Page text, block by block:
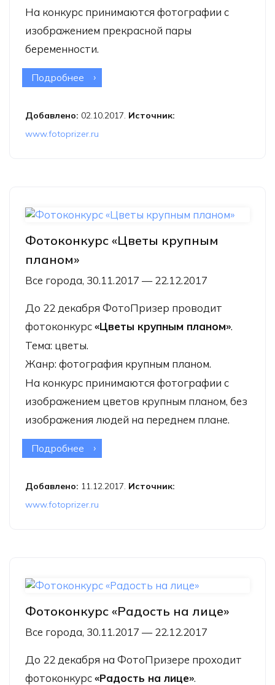
На конкурс принимаются фотографии с
изображением прекрасной пары
беременности.
Подробнее о Фотоконкурс «Беременность —
Добавлено: 02.10.2017. Источник:
www.fotoprizer.ru
Фотоконкурс «Цветы крупным
планом»
Все города, 30.11.2017 — 22.12.2017
До 22 декабря ФотоПризер проводит
фотоконкурс«Цветы крупным планом».
Тема: цветы.
Жанр: фотография крупным планом.
На конкурс принимаются фотографии с
изображением цветов крупным планом, без
изображения людей на переднем плане.
Подробнее о Фотоконкурс «Цветы крупным
Добавлено: 11.12.2017. Источник:
www.fotoprizer.ru
Фотоконкурс «Радость на лице»
Все города, 30.11.2017 — 22.12.2017
До 22 декабря на ФотоПризере проходит
фотоконкурс«Радость на лице».